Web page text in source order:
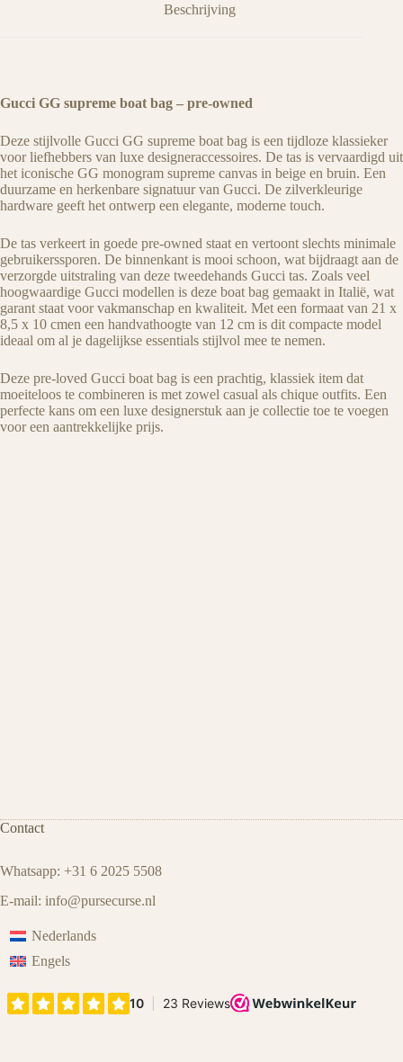
Beschrijving
Gucci GG supreme boat bag – pre-owned
Deze stijlvolle Gucci GG supreme boat bag is een tijdloze klassieker
voor liefhebbers van luxe designeraccessoires. De tas is vervaardigd uit
het iconische GG monogram supreme canvas in beige en bruin. Een
duurzame en herkenbare signatuur van Gucci. De zilverkleurige
hardware geeft het ontwerp een elegante, moderne touch.
De tas verkeert in goede pre-owned staat en vertoont slechts minimale
gebruikerssporen. De binnenkant is mooi schoon, wat bijdraagt aan de
verzorgde uitstraling van deze tweedehands Gucci tas. Zoals veel
hoogwaardige Gucci modellen is deze boat bag gemaakt in Italië, wat
garant staat voor vakmanschap en kwaliteit. Met een formaat van 21 x
8,5 x 10 cmen een handvathoogte van 12 cm is dit compacte model
ideaal om al je dagelijkse essentials stijlvol mee te nemen.
Deze pre-loved Gucci boat bag is een prachtig, klassiek item dat
moeiteloos te combineren is met zowel casual als chique outfits. Een
perfecte kans om een luxe designerstuk aan je collectie toe te voegen
voor een aantrekkelijke prijs.
Contact
Whatsapp: +31 6 2025 5508
E-mail: info@pursecurse.nl
Nederlands
Engels